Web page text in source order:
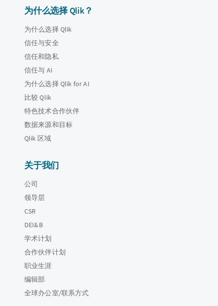
为什么选择 Qlik？
为什么选择 Qlik
信任与安全
信任和隐私
信任与 AI
为什么选择 Qlik for AI
比较 Qlik
特色技术合作伙伴
数据来源和目标
Qlik 区域
关于我们
公司
领导层
CSR
DEI&B
学术计划
合作伙伴计划
职业生涯
编辑部
全球办公室/联系方式